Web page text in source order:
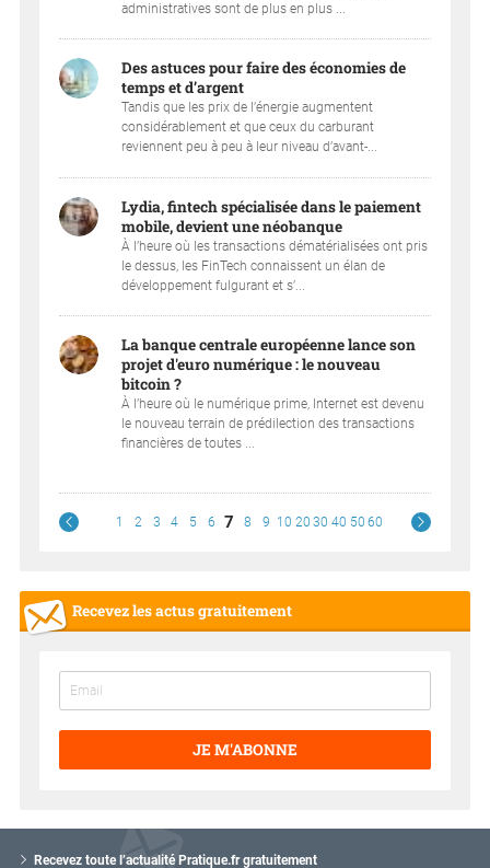
administratives sont de plus en plus ...
Des astuces pour faire des économies de
temps et d’argent
Tandis que les prix de l’énergie augmentent
considérablement et que ceux du carburant
reviennent peu à peu à leur niveau d’avant-...
Lydia, fintech spécialisée dans le paiement
mobile, devient une néobanque
À l’heure où les transactions dématérialisées ont pris
le dessus, les FinTech connaissent un élan de
développement fulgurant et s’...
La banque centrale européenne lance son
projet d'euro numérique : le nouveau
bitcoin ?
À l’heure où le numérique prime, Internet est devenu
le nouveau terrain de prédilection des transactions
financières de toutes ...
1 2 3 4 5 6 7 8 9 10 20 30 40 50 60
Recevez les actus gratuitement
JE M'ABONNE
Recevez toute l’actualité Pratique.fr gratuitement
o